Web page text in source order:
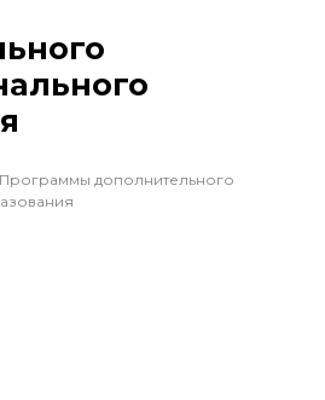
дополнительного